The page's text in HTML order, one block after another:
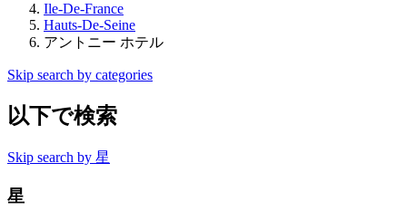
Ile-De-France
Hauts-De-Seine
アントニー ホテル
Skip search by categories
以下で検索
Skip search by 星
星